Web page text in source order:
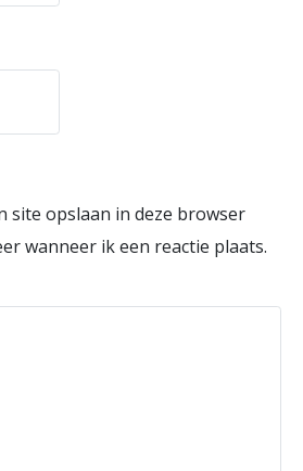
site opslaan in deze browser
wanneer ik een reactie plaats.